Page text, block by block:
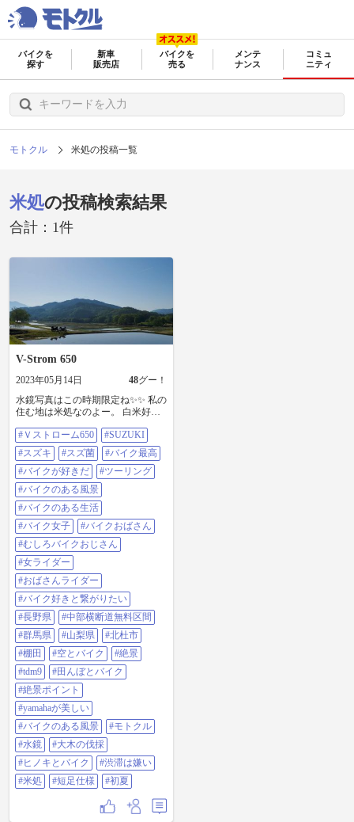
バイクを
探す
新車
販売店
バイクを
売る
メンテ
ナンス
コミュ
ニティ
モトクル 米処の投稿一覧
米処の投稿検索結果
合計：1件
V-Strom 650
2023年05月14日 48グー！
水鏡写真はこの時期限定ね✨✨ 私の
住む地は米処なのよー。 白米好き
ー🍚 と言うことで… 今回は榛名湖
とアプト式で有名な眼鏡橋を行き
ます！が 私の住む地は米処で、こ
の時期は代掻きをして水を張った
田んぼが並びます。 風の無い朝は
水鏡になり、とても美しく大好き
な景色に早変わりです。 贅沢です
よねー✨ 棚田なのですが、上から
の写真を撮る場所が無いので、全
体的な棚田撮影は難しいのですけ
れど… バイクばーーーーん！の写
真も良いのですが、私はほぼ、ほ
ぼほぼ、引きの写真多めです。景
色とバイクを撮りたいのでね。 秋
には黄金色の稲がたわわに実り、
黄金色の景色になります。 日本最
高ーーー🍀 さて、六枚目の写真以
降はゴールデンウィーク中に家の
敷地と隣(廃墟のような…) の間にそ
びえ立つ、一本のヒノキ… これが
ぐんぐん大きくなれば大変なこと
になりそうなので、伐採してもら
うことになりました。 すでに素人
が伐採出来る高さをゆうに超え、
業者に頼まなければなりません。
結果多大な金額を払ったのですが
😣😣😣 でも、でも、でも… 隣(廃
墟のような…)の家にも同じくらい
のヒノキがあるので何とも…悩ま
しいのですが… 森に住む宿命です
かね😞 このヒノキをどうするか…
薪にするのにもあまりに太すぎ
て… これまた悩ましい… 9枚目の
#Ｖストローム650
#SUZUKI
#スズキ
#スズ菌
#バイク最高
#バイクが好きだ
#ツーリング
#バイクのある風景
#バイクのある生活
#バイク女子
#バイクおばさん
#むしろバイクおじさん
#女ライダー
#おばさんライダー
#バイク好きと繋がりたい
#長野県
#中部横断道無料区間
#群馬県
#山梨県
#北杜市
#棚田
#空とバイク
#絶景
#tdm9
#田んぼとバイク
#絶景ポイント
#yamahaが美しい
#バイクのある風景
#モトクル
#水鏡
#大木の伐採
#ヒノキとバイク
#渋滞は嫌い
#米処
#短足仕様 #初夏